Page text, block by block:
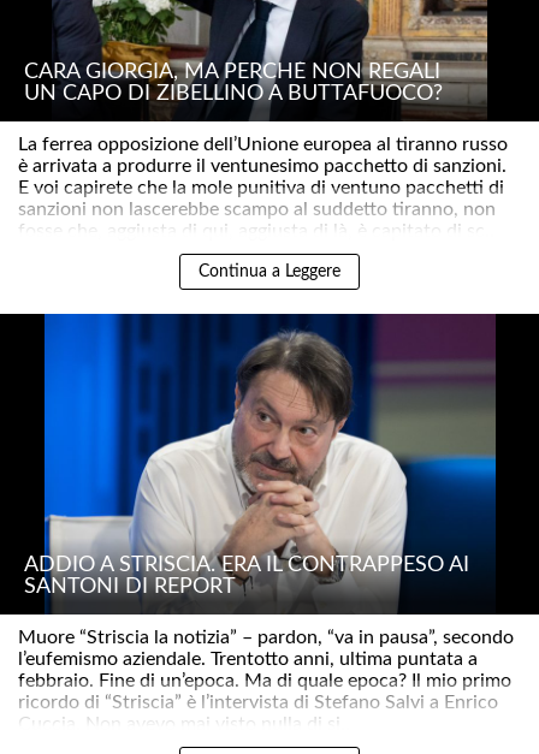
CARA GIORGIA, MA PERCHÉ NON REGALI
UN CAPO DI ZIBELLINO A BUTTAFUOCO?
La ferrea opposizione dell’Unione europea al tiranno russo
è arrivata a produrre il ventunesimo pacchetto di sanzioni.
E voi capirete che la mole punitiva di ventuno pacchetti di
sanzioni non lascerebbe scampo al suddetto tiranno, non
fosse che, aggiusta di qui, aggiusta di là, è capitato di sc..
Continua a Leggere
ADDIO A STRISCIA. ERA IL CONTRAPPESO AI
SANTONI DI REPORT
Muore “Striscia la notizia” – pardon, “va in pausa”, secondo
l’eufemismo aziendale. Trentotto anni, ultima puntata a
febbraio. Fine di un’epoca. Ma di quale epoca? Il mio primo
ricordo di “Striscia” è l’intervista di Stefano Salvi a Enrico
Cuccia. Non avevo mai visto nulla di si..